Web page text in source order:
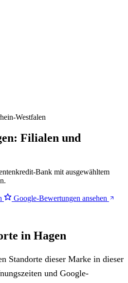
Westfalen
Filialen und
Bank mit ausgewähltem
Google-Bewertungen ansehen
in Hagen
Standorte dieser Marke in dieser
und Google-